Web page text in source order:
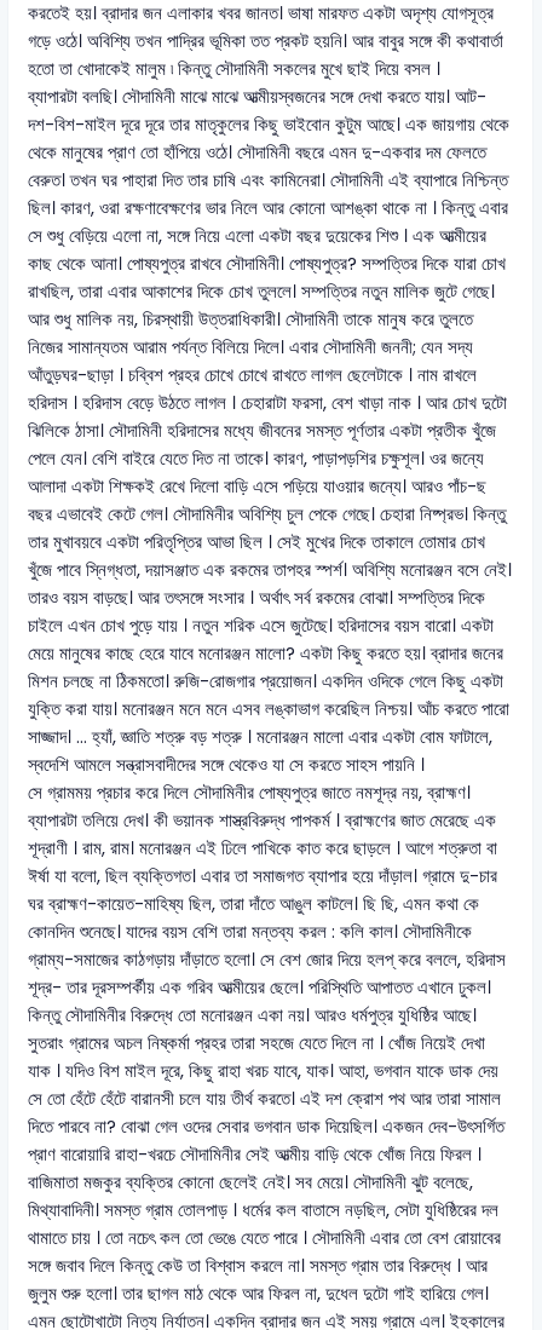
করতেই হয়। ব্রাদার জন এলাকার খবর জানত। ভাষা মারফত একটা অদৃশ্য যোগসূত্র
গড়ে ওঠে। অবিশ্যি তখন পাদ্রির ভূমিকা তত প্রকট হয়নি। আর বাবুর সঙ্গে কী কথাবার্তা
হতো তা খোদাকেই মালুম ৷ কিন্তু সৌদামিনী সকলের মুখে ছাই দিয়ে বসল ।
ব্যাপারটা বলছি। সৌদামিনী মাঝে মাঝে আত্মীয়স্বজনের সঙ্গে দেখা করতে যায়। আট-
দশ-বিশ-মাইল দূরে দূরে তার মাতৃকুলের কিছু ভাইবোন কুটুম আছে। এক জায়গায় থেকে
থেকে মানুষের প্রাণ তো হাঁপিয়ে ওঠে। সৌদামিনী বছরে এমন দু-একবার দম ফেলতে
বেরুত। তখন ঘর পাহারা দিত তার চাষি এবং কামিনেরা। সৌদামিনী এই ব্যাপারে নিশ্চিন্ত
ছিল। কারণ, ওরা রক্ষণাবেক্ষণের ভার নিলে আর কোনো আশঙ্কা থাকে না । কিন্তু এবার
সে শুধু বেড়িয়ে এলো না, সঙ্গে নিয়ে এলো একটা বছর দুয়েকের শিশু । এক আত্মীয়ের
কাছ থেকে আনা। পোষ্যপুত্র রাখবে সৌদামিনী। পোষ্যপুত্র? সম্পত্তির দিকে যারা চোখ
রাখছিল, তারা এবার আকাশের দিকে চোখ তুললে। সম্পত্তির নতুন মালিক জুটে গেছে।
আর শুধু মালিক নয়, চিরস্থায়ী উত্তরাধিকারী। সৌদামিনী তাকে মানুষ করে তুলতে
নিজের সামান্যতম আরাম পর্যন্ত বিলিয়ে দিলে। এবার সৌদামিনী জননী; যেন সদ্য
আঁতুড়ঘর-ছাড়া । চব্বিশ প্রহর চোখে চোখে রাখতে লাগল ছেলেটাকে । নাম রাখলে
হরিদাস । হরিদাস বেড়ে উঠতে লাগল । চেহারাটা ফরসা, বেশ খাড়া নাক । আর চোখ দুটো
ঝিলিকে ঠাসা। সৌদামিনী হরিদাসের মধ্যে জীবনের সমস্ত পূর্ণতার একটা প্রতীক খুঁজে
পেলে যেন। বেশি বাইরে যেতে দিত না তাকে। কারণ, পাড়াপড়শির চক্ষুশূল। ওর জন্যে
আলাদা একটা শিক্ষকই রেখে দিলো বাড়ি এসে পড়িয়ে যাওয়ার জন্যে। আরও পাঁচ-ছ
বছর এভাবেই কেটে গেল। সৌদামিনীর অবিশ্যি চুল পেকে গেছে। চেহারা নিষ্প্রভ। কিন্তু
তার মুখাবয়বে একটা পরিতৃপ্তির আভা ছিল । সেই মুখের দিকে তাকালে তোমার চোখ
খুঁজে পাবে স্নিগ্ধতা, দয়াসঞ্জাত এক রকমের তাপহর স্পর্শ। অবিশ্যি মনোরঞ্জন বসে নেই।
তারও বয়স বাড়ছে। আর তৎসঙ্গে সংসার । অর্থাৎ সর্ব রকমের বোঝা। সম্পত্তির দিকে
চাইলে এখন চোখ পুড়ে যায় । নতুন শরিক এসে জুটেছে। হরিদাসের বয়স বারো। একটা
মেয়ে মানুষের কাছে হেরে যাবে মনোরঞ্জন মালো? একটা কিছু করতে হয়। ব্রাদার জনের
মিশন চলছে না ঠিকমতো। রুজি-রোজগার প্রয়োজন। একদিন ওদিকে গেলে কিছু একটা
যুক্তি করা যায়। মনোরঞ্জন মনে মনে এসব লঙ্কাভাগ করেছিল নিশ্চয়। আঁচ করতে পারো
সাজ্জাদ। ... হ্যাঁ, জ্ঞাতি শত্রু বড় শত্রু । মনোরঞ্জন মালো এবার একটা বোম ফাটালে,
স্বদেশি আমলে সন্ত্রাসবাদীদের সঙ্গে থেকেও যা সে করতে সাহস পায়নি ।
সে গ্রামময় প্রচার করে দিলে সৌদামিনীর পোষ্যপুত্র জাতে নমশূদ্র নয়, ব্রাহ্মণ।
ব্যাপারটা তলিয়ে দেখ। কী ভয়ানক শাস্ত্রবিরুদ্ধ পাপকর্ম । ব্রাহ্মণের জাত মেরেছে এক
শূদ্রাণী । রাম, রাম। মনোরঞ্জন এই ঢিলে পাখিকে কাত করে ছাড়লে । আগে শত্রুতা বা
ঈর্ষা যা বলো, ছিল ব্যক্তিগত। এবার তা সমাজগত ব্যাপার হয়ে দাঁড়াল। গ্রামে দু-চার
ঘর ব্রাহ্মণ-কায়েত-মাহিষ্য ছিল, তারা দাঁতে আঙুল কাটলে। ছি ছি, এমন কথা কে
কোনদিন শুনেছে। যাদের বয়স বেশি তারা মন্তব্য করল : কলি কাল। সৌদামিনীকে
গ্রাম্য-সমাজের কাঠগড়ায় দাঁড়াতে হলো। সে বেশ জোর দিয়ে হলপ্ করে বললে, হরিদাস
শূদ্র- তার দূরসম্পর্কীয় এক গরিব আত্মীয়ের ছেলে। পরিস্থিতি আপাতত এখানে ঢুকল।
কিন্তু সৌদামিনীর বিরুদ্ধে তো মনোরঞ্জন একা নয়। আরও ধর্মপুত্র যুধিষ্ঠির আছে।
সুতরাং গ্রামের অচল নিষ্কর্মা প্রহর তারা সহজে যেতে দিলে না । খোঁজ নিয়েই দেখা
যাক । যদিও বিশ মাইল দূরে, কিছু রাহা খরচ যাবে, যাক। আহা, ভগবান যাকে ডাক দেয়
সে তো হেঁটে হেঁটে বারানসী চলে যায় তীর্থ করতে। এই দশ ক্রোশ পথ আর তারা সামাল
দিতে পারবে না? বোঝা গেল ওদের সেবার ভগবান ডাক দিয়েছিল। একজন দেব-উৎসর্গিত
প্রাণ বারোয়ারি রাহা-খরচে সৌদামিনীর সেই আত্মীয় বাড়ি থেকে খোঁজ নিয়ে ফিরল ।
বাজিমাতা মজকুর ব্যক্তির কোনো ছেলেই নেই। সব মেয়ে। সৌদামিনী ঝুট বলেছে,
মিথ্যাবাদিনী। সমস্ত গ্রাম তোলপাড় । ধর্মের কল বাতাসে নড়ছিল, সেটা যুধিষ্ঠিরের দল
থামাতে চায় । তো নচেৎ কল তো ভেঙে যেতে পারে । সৌদামিনী এবার তো বেশ রোয়াবের
সঙ্গে জবাব দিলে কিন্তু কেউ তা বিশ্বাস করলে না। সমস্ত গ্রাম তার বিরুদ্ধে । আর
জুলুম শুরু হলো। তার ছাগল মাঠ থেকে আর ফিরল না, দুধেল দুটো গাই হারিয়ে গেল।
এমন ছোটোখাটো নিত্য নির্যাতন। একদিন ব্রাদার জন এই সময় গ্রামে এল। ইহকালের